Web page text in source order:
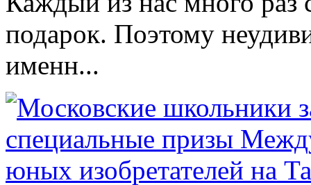
подарок. Поэтому
именн...